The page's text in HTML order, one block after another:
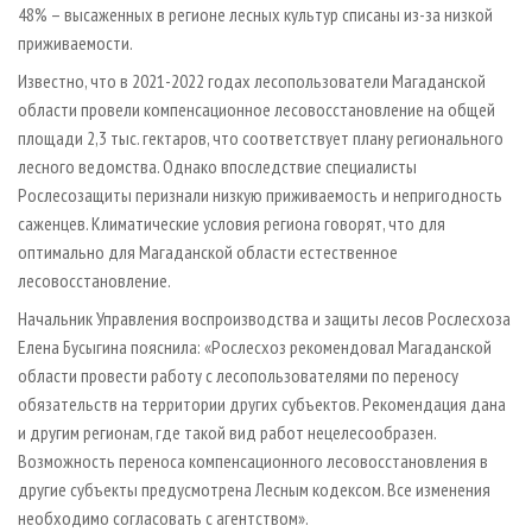
БИОЭНЕРГЕТИКА
ИНСТРУМЕНТ И МАТЕРИАЛЫ
RUSSIAN FORESTRY REVIEW
БИБЛИОТЕКА СПЕЦИАЛИСТА
48% – высаженных в регионе лесных культур списаны из-за низкой
приживаемости.
Известно, что в 2021-2022 годах лесопользователи Магаданской
области провели компенсационное лесовосстановление на общей
площади 2,3 тыс. гектаров, что соответствует плану регионального
лесного ведомства. Однако впоследствие специалисты
Рослесозащиты перизнали низкую приживаемость и непригодность
саженцев. Климатические условия региона говорят, что для
оптимально для Магаданской области естественное
лесовосстановление.
Начальник Управления воспроизводства и защиты лесов Рослесхоза
Елена Бусыгина пояснила: «Рослесхоз рекомендовал Магаданской
области провести работу с лесопользователями по переносу
обязательств на территории других субъектов. Рекомендация дана
и другим регионам, где такой вид работ нецелесообразен.
Возможность переноса компенсационного лесовосстановления в
другие субъекты предусмотрена Лесным кодексом. Все изменения
необходимо согласовать с агентством».